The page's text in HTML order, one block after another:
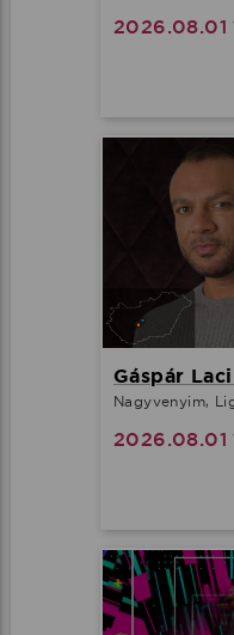
2026.08.01
Gáspár
Nagyvenyim,
2026.08.01